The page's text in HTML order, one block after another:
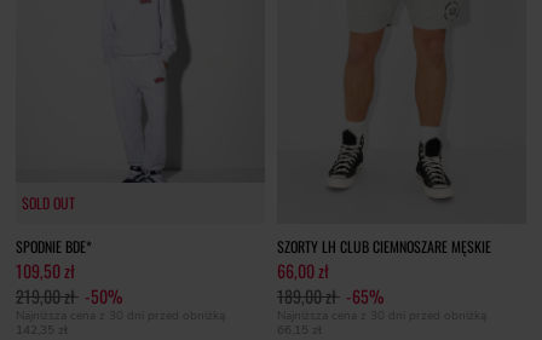
SOLD OUT
SOLD OUT
SPODNIE BDE*
109,50 zł
219,00 zł -50%
Najniższa cena z 30 dni przed obniżką
142,35 zł
SZORTY LH CLUB CIEMNOSZARE MĘSKIE
66,00 zł
189,00 zł -65%
Najniższa cena z 30 dni przed obniżką
66,15 zł